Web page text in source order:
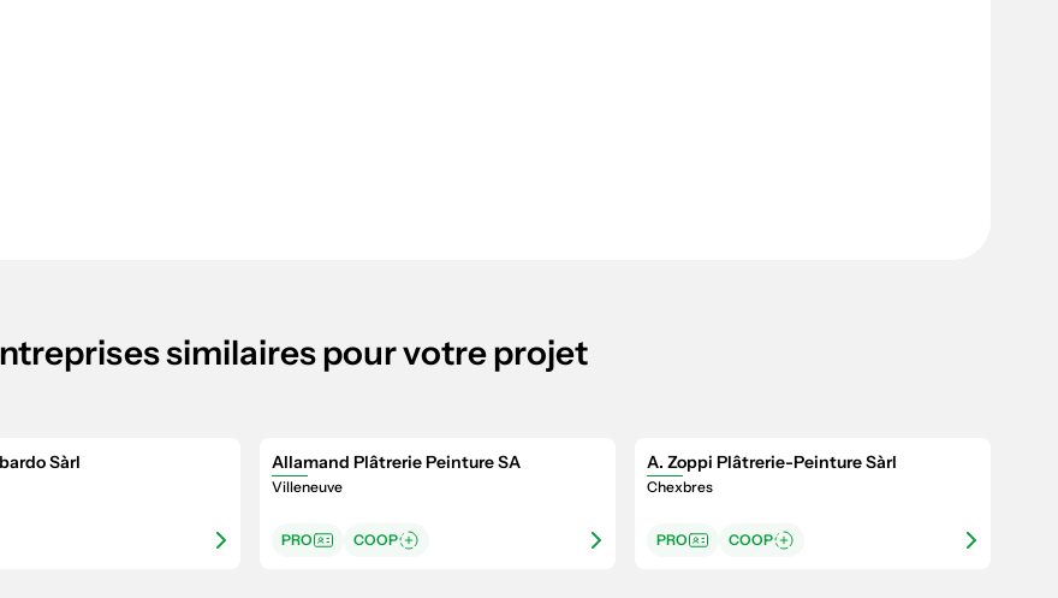
similaires pour votre projet
Sàrl Allamand Plâtrerie Peinture SA
Villeneuve
PRO COOP
A. Zoppi Plâtrerie-Peinture Sàrl
Chexbres
PRO COOP